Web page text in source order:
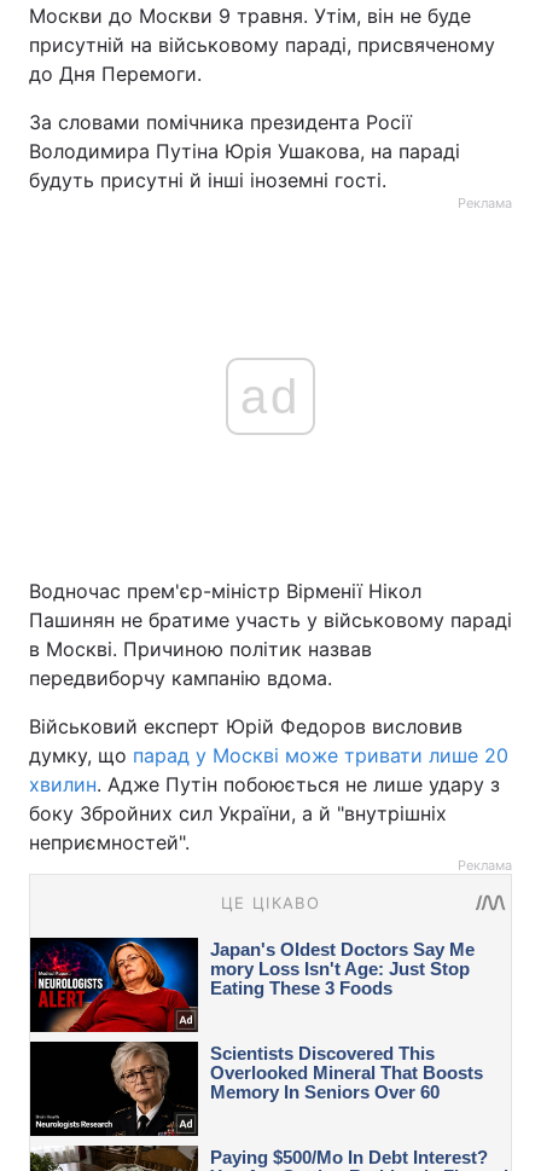
Москви до Москви 9 травня. Утім, він не буде
присутній на військовому параді, присвяченому
до Дня Перемоги.
За словами помічника президента Росії
Володимира Путіна Юрія Ушакова, на параді
будуть присутні й інші іноземні гості.
Реклама
ad
Водночас прем'єр-міністр Вірменії Нікол
Пашинян не братиме участь у військовому параді
в Москві. Причиною політик назвав
передвиборчу кампанію вдома.
Військовий експерт Юрій Федоров висловив
думку, що парад у Москві може тривати лише 20
хвилин. Адже Путін побоюється не лише удару з
боку Збройних сил України, а й "внутрішніх
неприємностей".
Реклама